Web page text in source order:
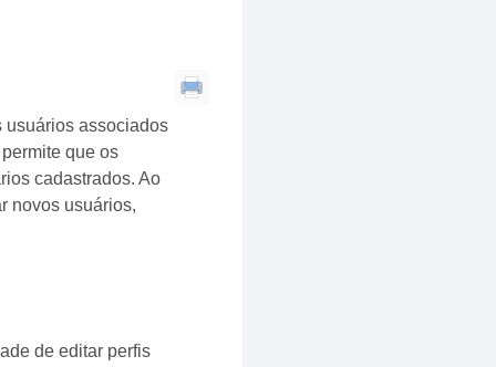
usuários associados
que os
cadastrados. Ao
novos usuários,
de editar perfis